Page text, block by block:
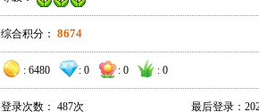
综合积分： 8674
: 6480 : 0 : 0 : 0
登录次数： 487次 最后登录：